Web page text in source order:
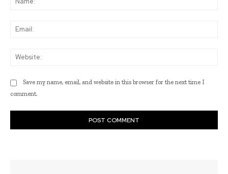
Save my name, email, and website in this browser for the next time I
comment.